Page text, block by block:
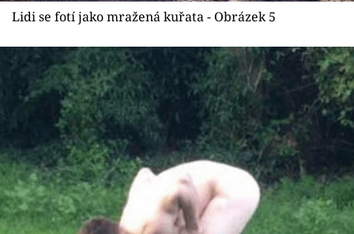
Lidi se fotí jako mražená kuřata - Obrázek 5